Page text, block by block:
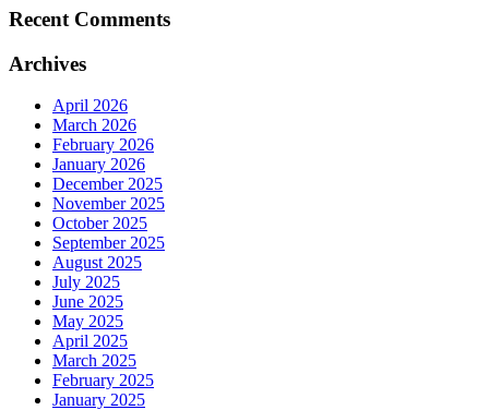
Recent Comments
Archives
April 2026
March 2026
February 2026
January 2026
December 2025
November 2025
October 2025
September 2025
August 2025
July 2025
June 2025
May 2025
April 2025
March 2025
February 2025
January 2025